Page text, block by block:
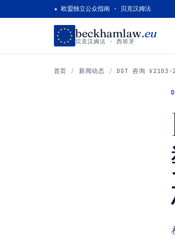
★ 欧盟独立公众指南 · 贝克汉姆法
beckhamlaw.eu
贝克汉姆法 · 西班牙
首页 / 新闻动态 / DGT 咨询